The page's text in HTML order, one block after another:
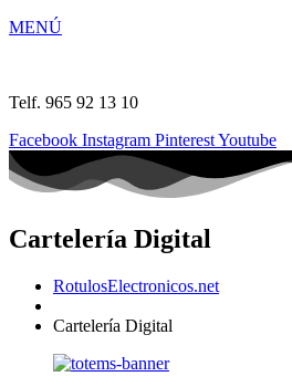
MENÚ
Telf. 965 92 13 10
Facebook Instagram PinterestYoutube
Cartelería Digital
RotulosElectronicos.net
Cartelería Digital